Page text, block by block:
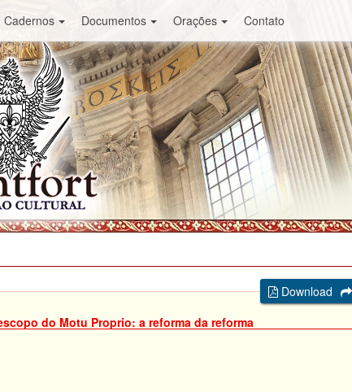
Cadernos Documentos Orações Contato
Download
do Motu Proprio: a reforma da reforma